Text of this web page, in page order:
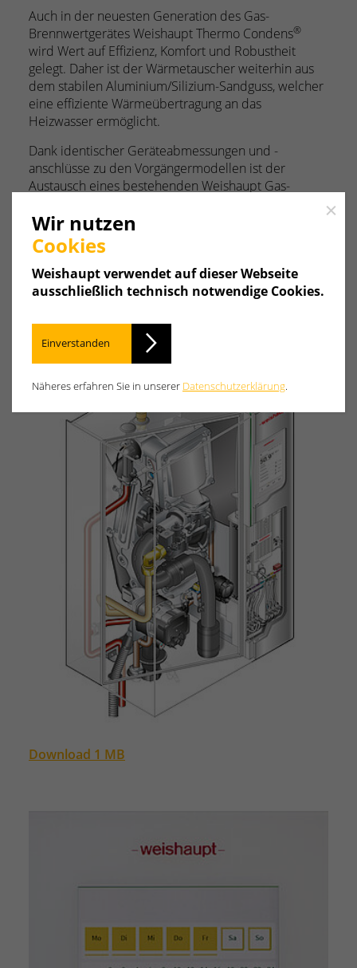
Auch in der neuesten Generation des Gas-
Brennwertgerätes Weishaupt Thermo Condens®
wird Wert auf Effizienz, Komfort und Robustheit
gelegt. Daher ist der Wärmetauscher weiterhin aus
dem stabilen Aluminium/Silizium-Sandguss, welcher
eine effiziente Wärmeübertragung an das
Heizwasser ermöglicht.
Dank identischer Geräteabmessungen und -
anschlüsse zu den Vorgängermodellen ist der
Austausch eines bestehenden Weishaupt Gas-
Downloads.
Download 1 MB
Close
Wir nutzen
Cookies
Weishaupt verwendet auf dieser Webseite
ausschließlich technisch notwendige Cookies.
Einverstanden
Näheres erfahren Sie in unserer Datenschutzerklärung.